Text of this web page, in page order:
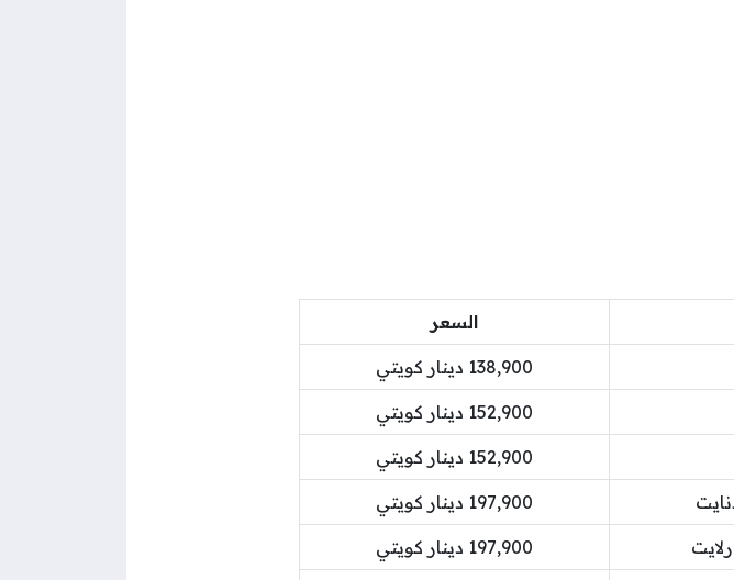
السعر
138,900 دينار كويتي
152,900 دينار كويتي
152,900 دينار كويتي
197,900 دينار كويتي
197,900 دينار كويتي